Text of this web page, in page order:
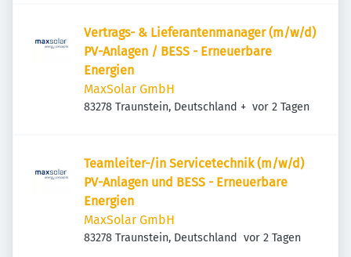
Vertrags- & Lieferantenmanager (m/w/d)
PV-Anlagen / BESS - Erneuerbare
Energien
MaxSolar GmbH
83278 Traunstein, Deutschland + Veröffentlicht
vor 2 Tagen
Teamleiter-/in Servicetechnik (m/w/d)
PV-Anlagen und BESS - Erneuerbare
Energien
MaxSolar GmbH
83278 Traunstein, Deutschland Veröffentlicht
vor 2 Tagen